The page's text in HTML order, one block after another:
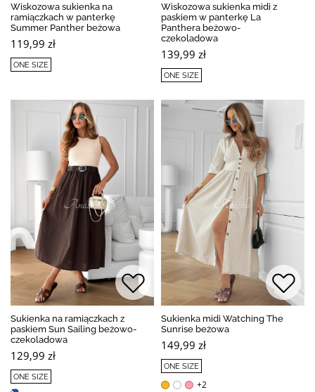
Wiskozowa sukienka na
ramiączkach w panterkę
Summer Panther beżowa
119,99 zł
ONE SIZE
Wiskozowa sukienka midi z
paskiem w panterkę La
Panthera beżowo-
czekoladowa
139,99 zł
ONE SIZE
Sukienka na ramiączkach z
paskiem Sun Sailing beżowo-
czekoladowa
129,99 zł
ONE SIZE
Sukienka midi Watching The
Sunrise beżowa
149,99 zł
ONE SIZE
+2